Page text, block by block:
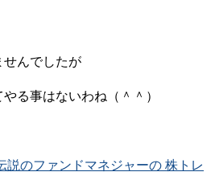
せんでしたが
る事はないわね（＾＾）
説のファンドマネジャーの 株トレ